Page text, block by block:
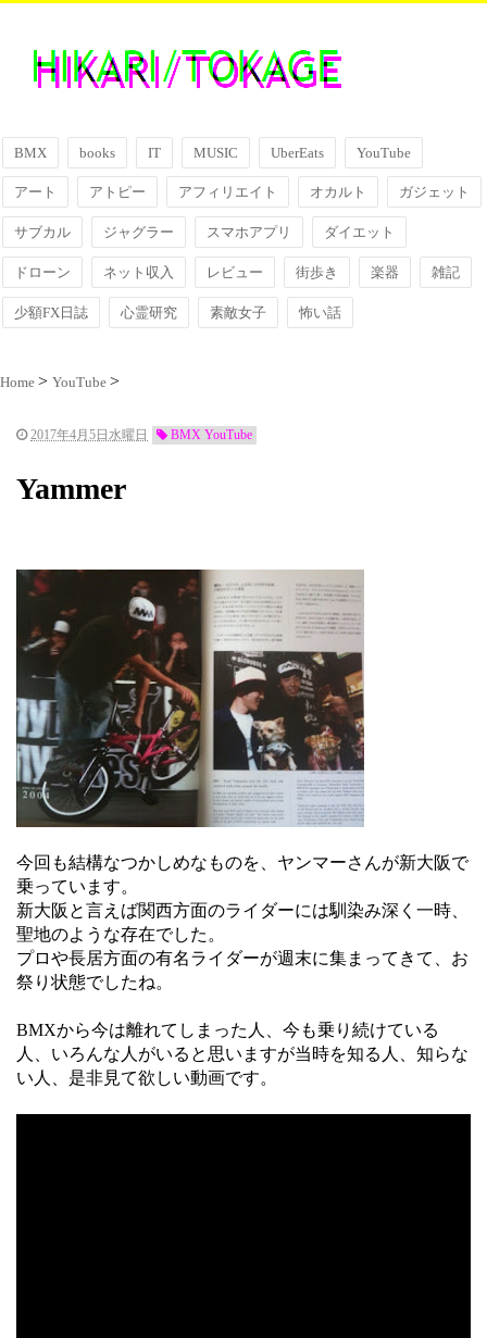
BMX books IT MUSIC UberEats YouTube
アート アトピー アフィリエイト オカルト ガジェット
サブカル ジャグラー スマホアプリ ダイエット
ドローン ネット収入 レビュー 街歩き 楽器 雑記
少額FX日誌 心霊研究 素敵女子 怖い話
Home YouTube
2017年4月5日水曜日 BMX YouTube
Yammer
今回も結構なつかしめなものを、ヤンマーさんが新大阪で
乗っています。
新大阪と言えば関西方面のライダーには馴染み深く一時、
聖地のような存在でした。
プロや長居方面の有名ライダーが週末に集まってきて、お
祭り状態でしたね。
BMXから今は離れてしまった人、今も乗り続けている
人、いろんな人がいると思いますが当時を知る人、知らな
い人、是非見て欲しい動画です。